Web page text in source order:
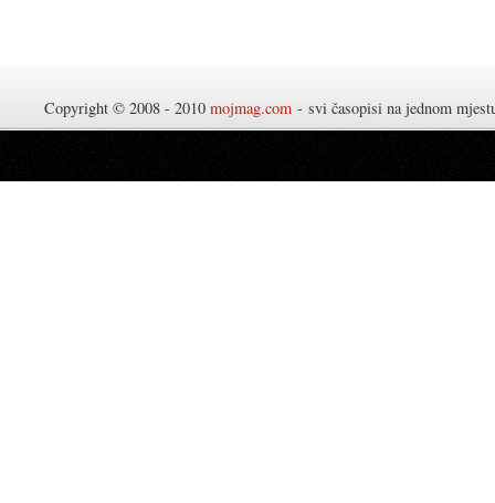
Copyright © 2008 - 2010 mojmag.com - svi časopisi na jednom